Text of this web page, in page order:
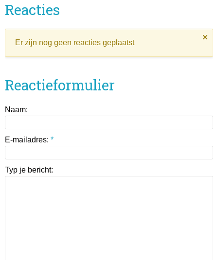
Reacties
Er zijn nog geen reacties geplaatst
Reactieformulier
Naam:
E-mailadres: *
Typ je bericht: